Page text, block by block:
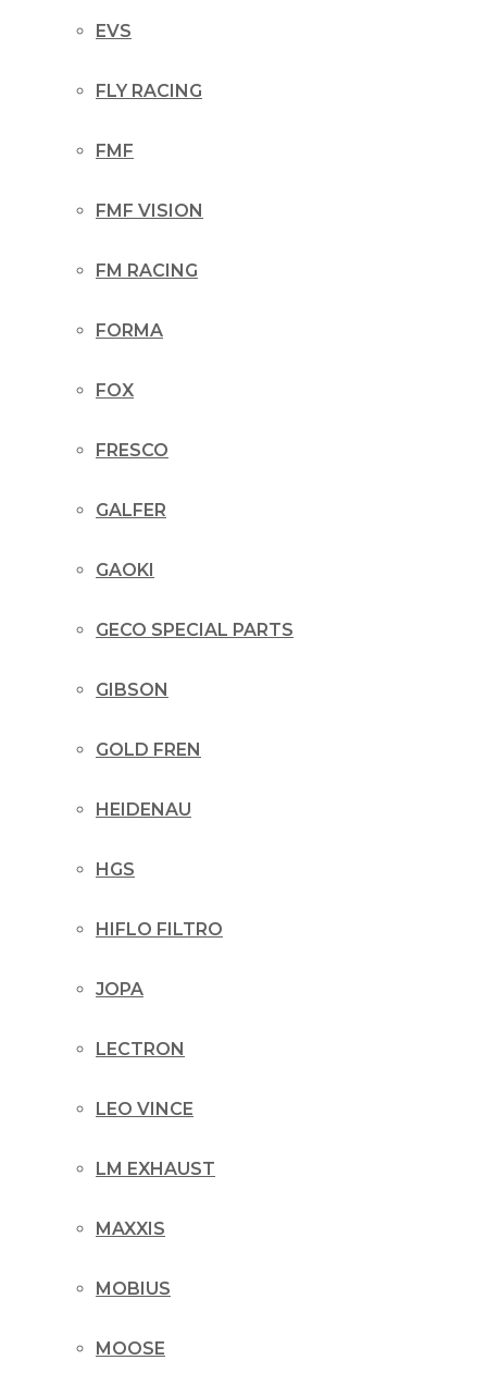
EVS
FLY RACING
FMF
FMF VISION
FM RACING
FORMA
FOX
FRESCO
GALFER
GAOKI
GECO SPECIAL PARTS
GIBSON
GOLD FREN
HEIDENAU
HGS
HIFLO FILTRO
JOPA
LECTRON
LEO VINCE
LM EXHAUST
MAXXIS
MOBIUS
MOOSE